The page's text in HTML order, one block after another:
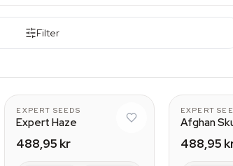
Filter
EXPERT SEEDS
Expert Haze
488,95 kr
EXPERT
Afghan
488,95